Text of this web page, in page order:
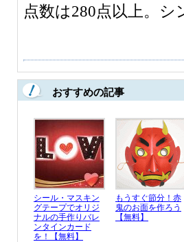
点数は280点以上。
おすすめの記事
シール・マスキン
グテープでオリジ
ナルの手作りバレ
ンタインカード
を！【無料】
もうすぐ節分！赤
鬼のお面を作ろう
【無料】